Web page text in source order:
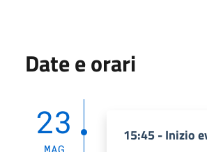
Date e orari
23
MAG
15:45 - Inizio